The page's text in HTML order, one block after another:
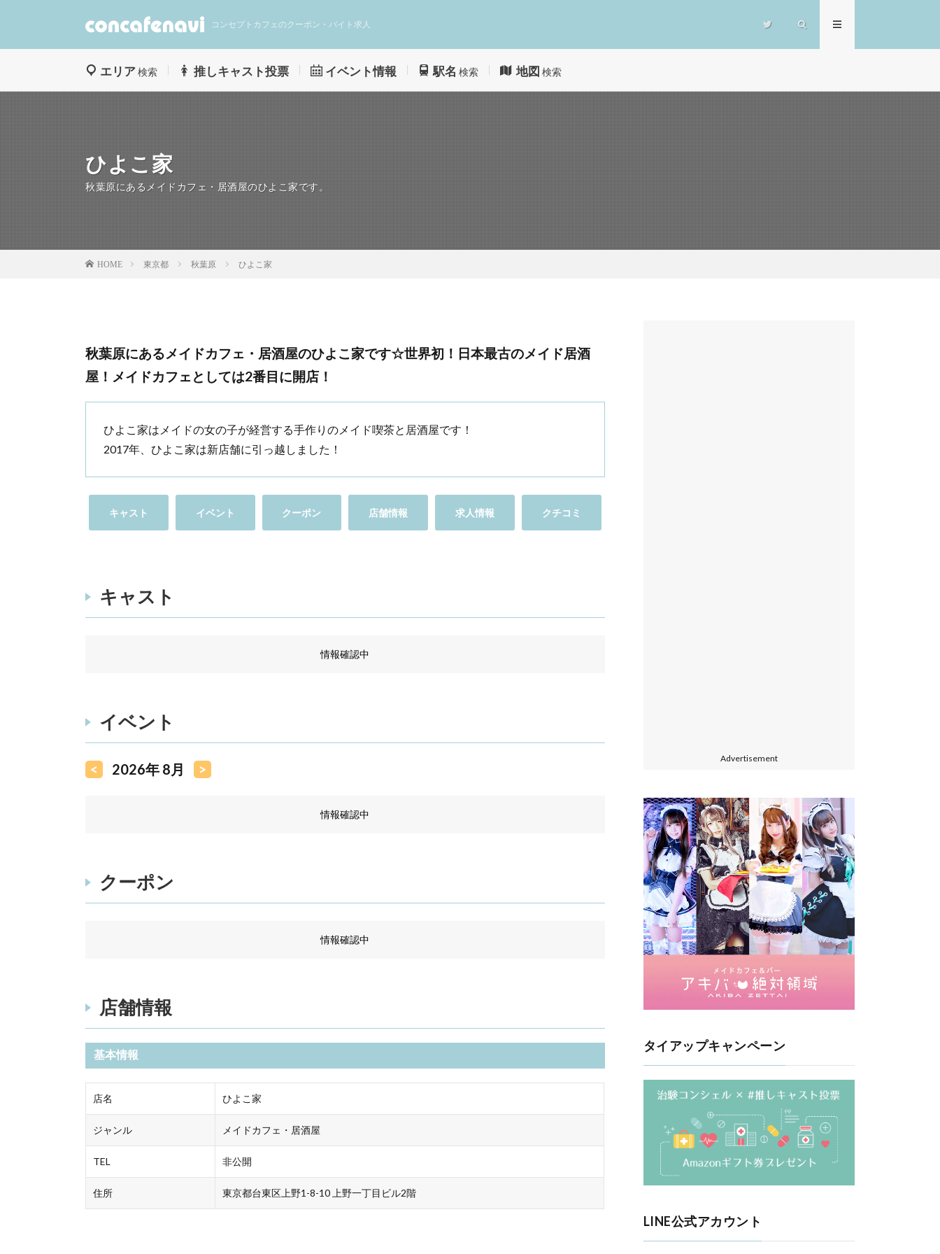
コンセプトカフェのクーポン・バイト求人
エリア検索 推しキャスト投票 イベント情報 駅名 検索 地図 検索
ひよこ家
秋葉原にあるメイドカフェ・居酒屋のひよこ家です。
HOME 東京都 秋葉原 ひよこ家
秋葉原にあるメイドカフェ・居酒屋のひよこ家です☆世界初！日本最古のメイド居酒
屋！メイドカフェとしては2番目に開店！
ひよこ家はメイドの女の子が経営する手作りのメイド喫茶と居酒屋です！
2017年、ひよこ家は新店舗に引っ越しました！
キャスト イベント クーポン 店舗情報 求人情報 クチコミ
キャスト
情報確認中
イベント
< 2026年 8月 >
情報確認中
クーポン
情報確認中
店舗情報
基本情報
店名 ひよこ家
ジャンル メイドカフェ・居酒屋
TEL 非公開
住所 東京都台東区上野1-8-10 上野一丁目ビル2階
Advertisement
タイアップキャンペーン
LINE公式アカウント